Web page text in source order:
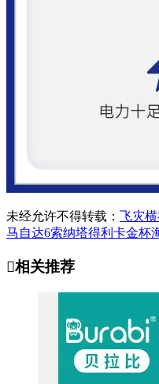
未经允许不得转载： 飞灾横
马自达6索纳塔得利卡金杯
相关推荐